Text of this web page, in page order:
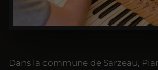
Dans la commune de Sarzeau,